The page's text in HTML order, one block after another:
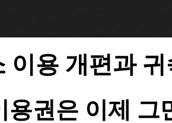
이용 개편과
용권은 이제 그